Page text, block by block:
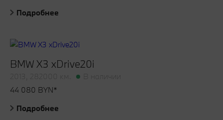
Подробнее
BMW X3 xDrive20i
44 080 BYN*
Подробнее